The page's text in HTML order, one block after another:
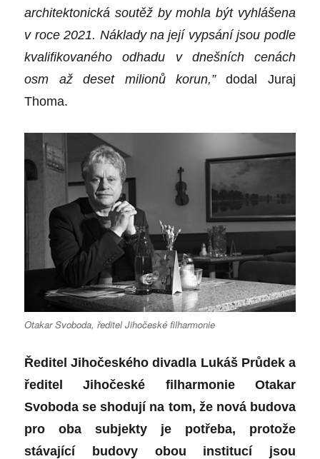
architektonická soutěž by mohla být vyhlášena
v roce 2021. Náklady na její vypsání jsou podle
kvalifikovaného odhadu v dnešních cenách
osm až deset milionů korun,”
dodal Juraj
Thoma.
Otakar Svoboda, ředitel Jihočeské filharmonie
Ředitel Jihočeského divadla Lukáš Průdek a
ředitel Jihočeské filharmonie Otakar
Svoboda se shodují na tom, že nová budova
pro oba subjekty je potřeba, protože
stávající budovy obou institucí jsou